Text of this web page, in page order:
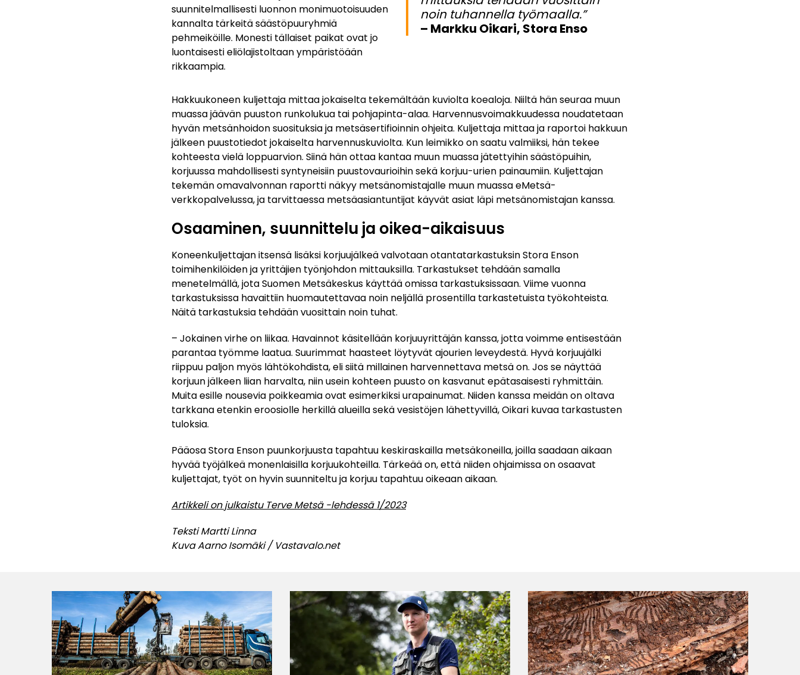
suunnitelmallisesti luonnon monimuotoisuuden
kannalta tärkeitä säästöpuuryhmiä
pehmeiköille. Monesti tällaiset paikat ovat jo
luontaisesti eliölajistoltaan ympäristöään
rikkaampia.
noin tuhannella työmaalla.”
– Markku Oikari, Stora Enso
Hakkuukoneen kuljettaja mittaa jokaiselta tekemältään kuviolta koealoja. Niiltä hän seuraa muun
muassa jäävän puuston runkolukua tai pohjapinta-alaa. Harvennusvoimakkuudessa noudatetaan
hyvän metsänhoidon suosituksia ja metsäsertifioinnin ohjeita. Kuljettaja mittaa ja raportoi hakkuun
jälkeen puustotiedot jokaiselta harvennuskuviolta. Kun leimikko on saatu valmiiksi, hän tekee
kohteesta vielä loppuarvion. Siinä hän ottaa kantaa muun muassa jätettyihin säästöpuihin,
korjuussa mahdollisesti syntyneisiin puustovaurioihin sekä korjuu-urien painaumiin. Kuljettajan
tekemän omavalvonnan raportti näkyy metsänomistajalle muun muassa eMetsä-
verkkopalvelussa, ja tarvittaessa metsäasiantuntijat käyvät asiat läpi metsänomistajan kanssa.
Osaaminen, suunnittelu ja oikea-aikaisuus
Koneenkuljettajan itsensä lisäksi korjuu­jälkeä valvotaan otantatarkastuksin Stora Enson
toimihenkilöiden ja yrittäjien työnjohdon mittauksilla. Tarkastukset tehdään samalla
menetelmällä, jota Suomen Metsäkeskus käyttää omissa tarkastuksissaan. Viime vuonna
tarkastuksissa havaittiin huomautettavaa noin neljällä prosentilla tarkastetuista työkohteista.
Näitä tarkastuksia tehdään vuosittain noin tuhat.
– Jokainen virhe on liikaa. Havainnot käsitellään korjuuyrittäjän kanssa, jotta voimme entisestään
parantaa työmme laatua. Suurimmat haasteet löytyvät ajourien leveydestä. Hyvä korjuujälki
riippuu paljon myös lähtökohdista, eli siitä millainen harvennettava metsä on. Jos se näyttää
korjuun jälkeen liian harvalta, niin usein kohteen puusto on kasvanut epätasaisesti ryhmittäin.
Muita esille nousevia poikkeamia ovat esimerkiksi urapainumat. Niiden kanssa meidän on oltava
tarkkana etenkin eroosiolle herkillä alueilla sekä vesistöjen lähettyvillä, Oikari kuvaa tarkastusten
tuloksia.
Pääosa Stora Enson puunkorjuusta tapahtuu keskiraskailla metsäkoneilla, joilla saadaan aikaan
hyvää työjälkeä monenlaisilla korjuukohteilla. Tärkeää on, että niiden ohjaimissa on osaavat
kuljettajat, työt on hyvin suunniteltu ja korjuu tapahtuu oikeaan aikaan.
Artikkeli on julkaistu Terve Metsä -lehdessä 1/2023
Teksti Martti Linna
Kuva Aarno Isomäki / Vastavalo.net